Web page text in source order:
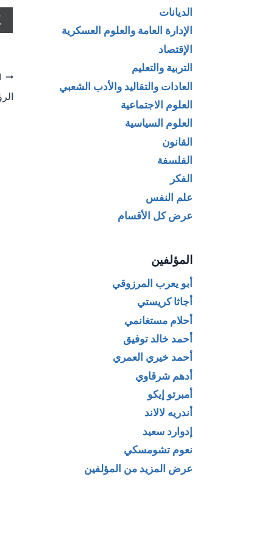
ديبورا ج. جيرنر
الديانات
الإدارة العامة والعلوم العسكرية
الإقتصاد
التربية والتعليم
العادات والتقاليد والأدب الشعبي
العلوم الاجتماعية
العلوم السياسية
القانون
الفلسفة
الفكر
علم النفس
عرض كل الأقسام
المؤلفين
أبو يعرب المرزوقي
أجاثا كريستي
أحلام مستغانمي
أحمد خالد توفيق
أحمد خيري العمري
أدهم شرقاوي
أمبرتو إيكو
أندريه لالاند
إدوارد سعيد
نعوم تشومسكي
عرض المزيد من المؤلفين